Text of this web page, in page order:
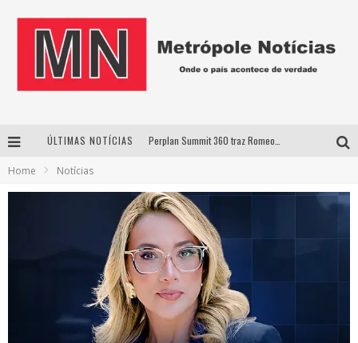
ÚLTIMAS NOTÍCIAS
Home Notícias